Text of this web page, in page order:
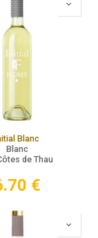
Blanc
Blanc
de Thau
€